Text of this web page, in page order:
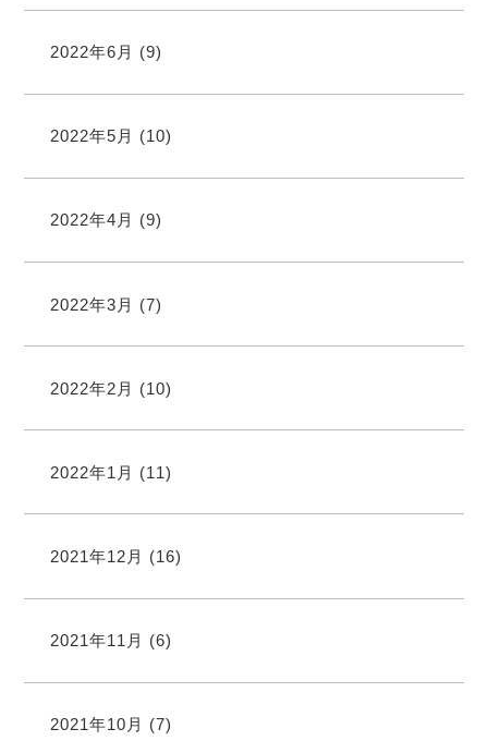
2022年6月 (9)
2022年5月 (10)
2022年4月 (9)
2022年3月 (7)
2022年2月 (10)
2022年1月 (11)
2021年12月 (16)
2021年11月 (6)
2021年10月 (7)